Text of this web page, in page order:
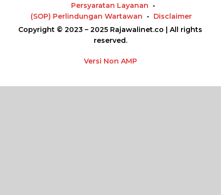
Persyaratan Layanan
(SOP) Perlindungan Wartawan
Disclaimer
Copyright © 2023 – 2025 Rajawalinet.co | All rights
reserved.
Versi Non AMP